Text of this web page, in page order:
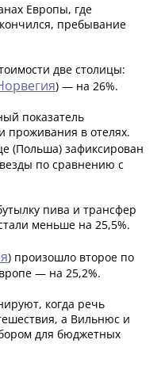
Европы, где
пребывание
две столицы:
) — на 26%.
показатель
проживания в отелях.
(Польша) зафиксирован
по сравнению с
пива и трансфер
меньше на 25,5%.
) произошло второе по
— на 25,2%.
когда речь
а Вильнюс и
для бюджетных